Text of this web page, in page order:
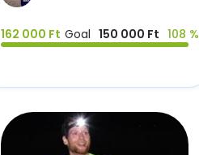
162 000 Ft Goal 150 000 Ft 108 %